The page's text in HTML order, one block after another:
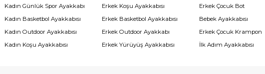
Kadın Günlük Spor Ayakkabı
Kadın Basketbol Ayakkabısı
Kadın Outdoor Ayakkabısı
Kadın Koşu Ayakkabısı
Erkek Koşu Ayakkabısı
Erkek Basketbol Ayakkabısı
Erkek Outdoor Ayakkabı
Erkek Yürüyüş Ayakkabısı
Erkek Çocuk Bot
Bebek Ayakkabısı
Erkek Çocuk Krampon
İlk Adım Ayakkabısı